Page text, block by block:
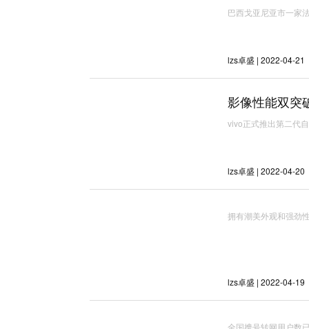
巴西戈亚尼亚市一家
lzs卓盛 | 2022-04-21
影像性能双突
vivo正式推出第二代
lzs卓盛 | 2022-04-20
拥有潮美外观和强劲
lzs卓盛 | 2022-04-19
全国携号转网用户数